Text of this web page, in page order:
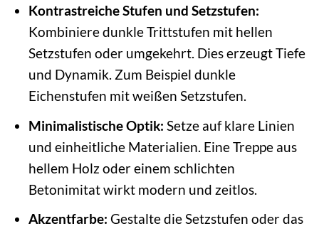
Kontrastreiche Stufen und Setzstufen:
Kombiniere dunkle Trittstufen mit hellen
Setzstufen oder umgekehrt. Dies erzeugt Tiefe
und Dynamik. Zum Beispiel dunkle
Eichenstufen mit weißen Setzstufen.
Minimalistische Optik: Setze auf klare Linien
und einheitliche Materialien. Eine Treppe aus
hellem Holz oder einem schlichten
Betonimitat wirkt modern und zeitlos.
Akzentfarbe: Gestalte die Setzstufen oder das